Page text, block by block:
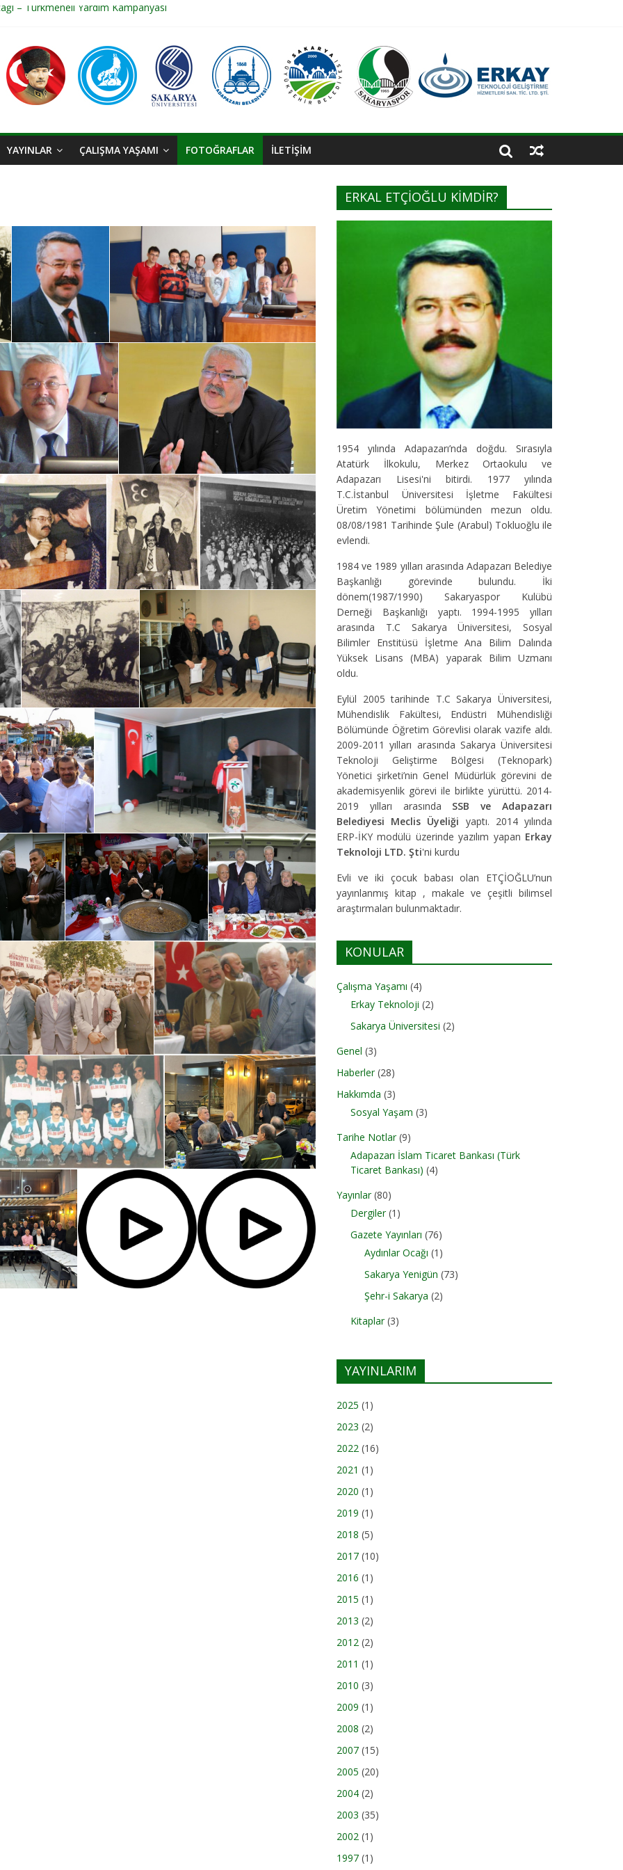
– Türkmeneli Yardım Kampanyası
PROJELERİ HABERİ
PROJELERİ
YAYINLAR ÇALIŞMA YAŞAMI FOTOĞRAFLAR İLETİŞİM
ERKAL ETÇİOĞLU KİMDİR?
1954 yılında Adapazarı’nda doğdu. Sırasıyla
Atatürk İlkokulu, Merkez Ortaokulu ve
Adapazarı Lisesi'ni bitirdi. 1977 yılında
T.C.İstanbul Üniversitesi İşletme Fakültesi
Üretim Yönetimi bölümünden mezun oldu.
08/08/1981 Tarihinde Şule (Arabul) Tokluoğlu ile
evlendi.
1984 ve 1989 yılları arasında Adapazarı Belediye
Başkanlığı görevinde bulundu. İki
dönem(1987/1990) Sakaryaspor Kulübü
Derneği Başkanlığı yaptı. 1994-1995 yılları
arasında T.C Sakarya Üniversitesi, Sosyal
Bilimler Enstitüsü İşletme Ana Bilim Dalında
Yüksek Lisans (MBA) yaparak Bilim Uzmanı
oldu.
Eylül 2005 tarihinde T.C Sakarya Üniversitesi,
Mühendislik Fakültesi, Endüstri Mühendisliği
Bölümünde Öğretim Görevlisi olarak vazife aldı.
2009-2011 yılları arasında Sakarya Üniversitesi
Teknoloji Geliştirme Bölgesi (Teknopark)
Yönetici şirketi’nin Genel Müdürlük görevini de
akademisyenlik görevi ile birlikte yürüttü. 2014-
2019 yılları arasında SSB ve Adapazarı
Belediyesi Meclis Üyeliği yaptı. 2014 yılında
ERP-İKY modülü üzerinde yazılım yapan Erkay
Teknoloji LTD. Şti'ni kurdu
Evli ve iki çocuk babası olan ETÇİOĞLU’nun
yayınlanmış kitap , makale ve çeşitli bilimsel
araştırmaları bulunmaktadır.
KONULAR
Çalışma Yaşamı (4)
Erkay Teknoloji (2)
Sakarya Üniversitesi (2)
Genel (3)
Haberler(28)
Hakkımda (3)
Sosyal Yaşam (3)
Tarihe Notlar(9)
Adapazarı İslam Ticaret Bankası (Türk
Ticaret Bankası) (4)
Yayınlar(80)
Dergiler(1)
Gazete Yayınları (76)
Aydınlar Ocağı (1)
Sakarya Yenigün (73)
Şehr-i Sakarya (2)
Kitaplar(3)
YAYINLARIM
2025 (1)
2023 (2)
2022 (16)
2021 (1)
2020 (1)
2019 (1)
2018 (5)
2017 (10)
2016 (1)
2015 (1)
2013 (2)
2012 (2)
2011 (1)
2010 (3)
2009 (1)
2008 (2)
2007 (15)
2005 (20)
2004 (2)
2003 (35)
2002 (1)
1997 (1)